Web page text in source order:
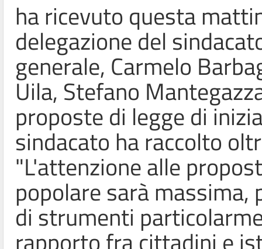
ha ricevuto questa
delegazione del
generale, Carmelo
Uila, Stefano
proposte di legge di
sindacato ha raccolto
"L'attenzione alle
popolare sarà
di strumenti